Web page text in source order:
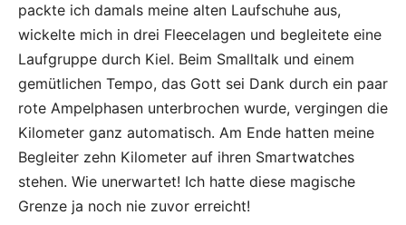
packte ich damals meine alten Laufschuhe aus,
wickelte mich in drei Fleecelagen und begleitete eine
Laufgruppe durch Kiel. Beim Smalltalk und einem
gemütlichen Tempo, das Gott sei Dank durch ein paar
rote Ampelphasen unterbrochen wurde, vergingen die
Kilometer ganz automatisch. Am Ende hatten meine
Begleiter zehn Kilometer auf ihren Smartwatches
stehen. Wie unerwartet! Ich hatte diese magische
Grenze ja noch nie zuvor erreicht!